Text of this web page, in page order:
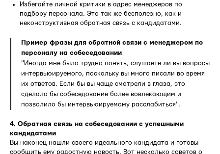
Избегайте личной критики в адрес менеджеров по
подбору персонала. Это так же бесполезно, как и
неконструктивная обратная связь с кандидатами.
Пример фразы для обратной связи с менеджером по
персоналу на собеседовании
"Иногда мне было трудно понять, слушаете ли вы вопросы
интервьюируемого, поскольку вы много писали во время
их ответов. Если бы вы чаще смотрели в глаза, это
сделало бы собеседование более вовлекающим и
позволило бы интервьюируемому расслабиться".
4. Обратная связь на собеседовании с успешными
кандидатами
Вы наконец нашли своего идеального кандидата и готовы
сообщить ему радостную новость. Вот несколько советов о